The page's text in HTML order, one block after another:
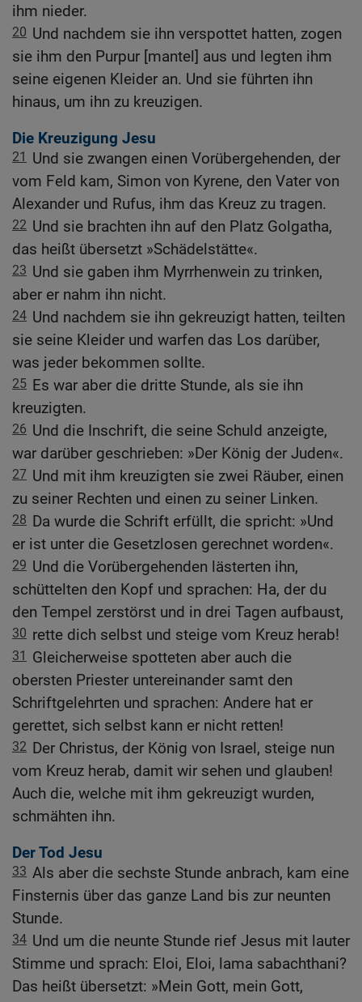
ihm nieder.
20 Und nachdem sie ihn verspottet hatten, zogen
sie ihm den Purpur [mantel] aus und legten ihm
seine eigenen Kleider an. Und sie führten ihn
hinaus, um ihn zu kreuzigen.
Die Kreuzigung Jesu
21 Und sie zwangen einen Vorübergehenden, der
vom Feld kam, Simon von Kyrene, den Vater von
Alexander und Rufus, ihm das Kreuz zu tragen.
22 Und sie brachten ihn auf den Platz Golgatha,
das heißt übersetzt »Schädelstätte«.
23 Und sie gaben ihm Myrrhenwein zu trinken,
aber er nahm ihn nicht.
24 Und nachdem sie ihn gekreuzigt hatten, teilten
sie seine Kleider und warfen das Los darüber,
was jeder bekommen sollte.
25 Es war aber die dritte Stunde, als sie ihn
kreuzigten.
26 Und die Inschrift, die seine Schuld anzeigte,
war darüber geschrieben: »Der König der Juden«.
27 Und mit ihm kreuzigten sie zwei Räuber, einen
zu seiner Rechten und einen zu seiner Linken.
28 Da wurde die Schrift erfüllt, die spricht: »Und
er ist unter die Gesetzlosen gerechnet worden«.
29 Und die Vorübergehenden lästerten ihn,
schüttelten den Kopf und sprachen: Ha, der du
den Tempel zerstörst und in drei Tagen aufbaust,
30 rette dich selbst und steige vom Kreuz herab!
31 Gleicherweise spotteten aber auch die
obersten Priester untereinander samt den
Schriftgelehrten und sprachen: Andere hat er
gerettet, sich selbst kann er nicht retten!
32 Der Christus, der König von Israel, steige nun
vom Kreuz herab, damit wir sehen und glauben!
Auch die, welche mit ihm gekreuzigt wurden,
schmähten ihn.
Der Tod Jesu
33 Als aber die sechste Stunde anbrach, kam eine
Finsternis über das ganze Land bis zur neunten
Stunde.
34 Und um die neunte Stunde rief Jesus mit lauter
Stimme und sprach: Eloi, Eloi, lama sabachthani?
Das heißt übersetzt: »Mein Gott, mein Gott,